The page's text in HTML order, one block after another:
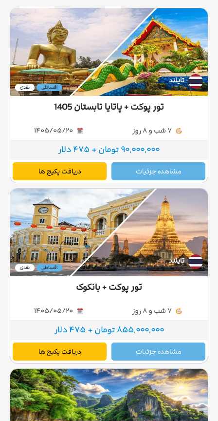
تایلند
نقدی اقساطی
تور پوکت + پاتایا تابستان 1405
90,000,000 تومان + 475 دلار
مشاهده جزئیات دریافت پکیج ها
تایلند
نقدی اقساطی
تور پوکت + بانکوک
855,000,000 تومان + 475 دلار
مشاهده جزئیات دریافت پکیج ها